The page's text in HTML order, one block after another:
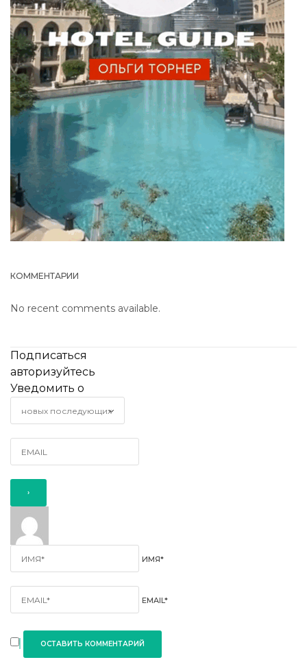
КОММЕНТАРИИ
No recent comments available.
Подписаться
авторизуйтесь
Уведомить о
ИМЯ*
EMAIL*